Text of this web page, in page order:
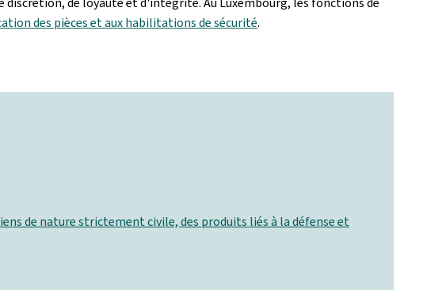
des pièces et aux habilitations de sécurité.
de nature strictement civile, des produits liés à la défense et